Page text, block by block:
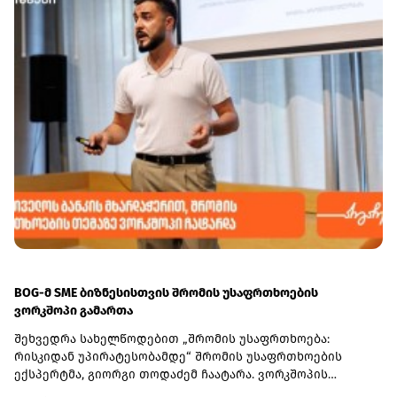
BOG-მ SME ბიზნესისთვის შრომის უსაფრთხოების
ვორკშოპი გამართა
შეხვედრა სახელწოდებით „შრომის უსაფრთხოება:
რისკიდან უპირატესობამდე“ შრომის უსაფრთხოების
ექსპერტმა, გიორგი თოდაძემ ჩაატარა. ვორკშოპის